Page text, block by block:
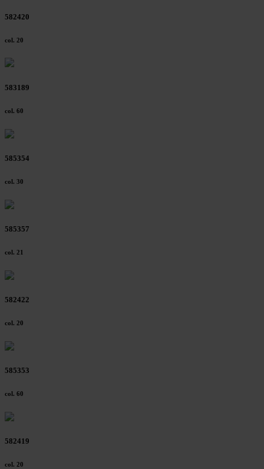
582420
col. 20
583189
col. 60
585354
col. 30
585357
col. 21
582422
col. 20
585353
col. 60
582419
col. 20